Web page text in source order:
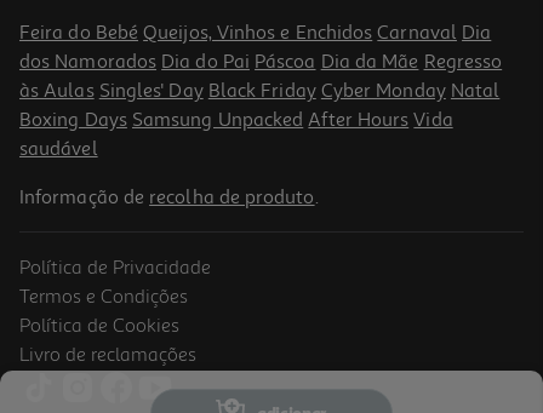
PVP de editor
13,95 €
-10%
Livro Coelho Vs. Macaco - O Texugo Maníaco
Feira do Bebé Queijos, Vinhos e Enchidos Carnaval Dia
dos Namorados Dia do Pai Páscoa Dia da Mãe Regresso
às Aulas Singles' Day Black Friday Cyber Monday Natal
Boxing Days Samsung Unpacked After Hours Vida
saudável
Informação de recolha de produto.
Política de Privacidade
Termos e Condições
Política de Cookies
Livro de reclamações